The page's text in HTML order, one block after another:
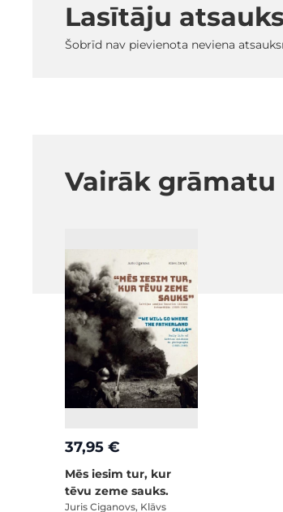
Lasītāju
Šobrīd nav pievienota neviena
Vairāk grāmatu
37,95 €
Mēs iesim tur, kur
tēvu zeme sauks.
Juris Ciganovs, Klāvs